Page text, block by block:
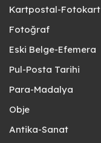
Kartpostal-Fotokart
Fotoğraf
Eski Belge-Efemera
Pul-Posta Tarihi
Para-Madalya
Obje
Antika-Sanat